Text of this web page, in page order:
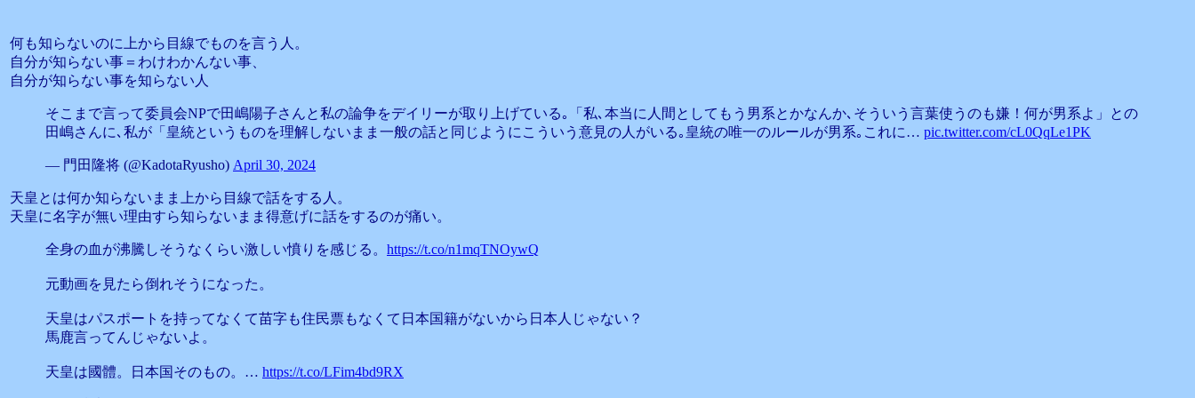
何も知らないのに上から目線でものを言う人。
自分が知らない事＝わけわかんない事、
自分が知らない事を知らない人
そこまで言って委員会NPで田嶋陽子さんと私の論争をデイリーが取り上げている｡「私､本当に人間としてもう男系とかなんか､そういう言葉使うのも嫌！何が男系よ」との
田嶋さんに､私が「皇統というものを理解しないまま一般の話と同じようにこういう意見の人がいる｡皇統の唯一のルールが男系｡これに… pic.twitter.com/cL0QqLe1PK
— 門田隆将 (@KadotaRyusho) April 30, 2024
天皇とは何か知らないまま上から目線で話をする人。
天皇に名字が無い理由すら知らないまま得意げに話をするのが痛い。
全身の血が沸騰しそうなくらい激しい憤りを感じる。 https://t.co/n1mqTNOywQ
元動画を見たら倒れそうになった。
天皇はパスポートを持ってなくて苗字も住民票もなくて日本国籍がないから日本人じゃない？
馬鹿言ってんじゃないよ。
天皇は國體。日本国そのもの。… https://t.co/LFim4bd9RX